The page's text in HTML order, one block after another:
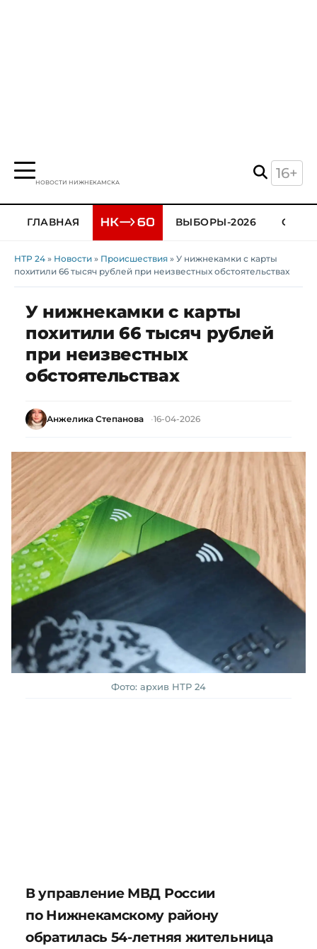
НОВОСТИ НИЖНЕКАМСКА
16+
ГЛАВНАЯ ВЫБОРЫ-2026
НТР 24 » Новости » Происшествия » У нижнекамки с карты
похитили 66 тысяч рублей при неизвестных обстоятельствах
У нижнекамки с карты
похитили 66 тысяч рублей
при неизвестных
обстоятельствах
Анжелика Степанова 16-04-2026
Фото: архив НТР 24
В управление МВД России
по Нижнекамскому району
обратилась 54-летняя жительница